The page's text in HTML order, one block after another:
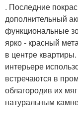
. Последние
дополнительный
функциональные
ярко - красный
в центре
интерьере
встречаются в
облагородив их
натуральным